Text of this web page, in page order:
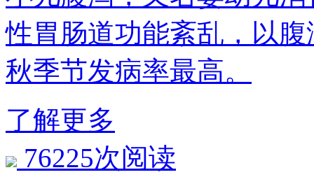
性胃肠道功能紊乱，以
秋季节发病率最高。
了解更多
76225次阅读